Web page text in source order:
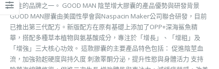
關注的品牌之一。 GOOD MAN 陰莖增大膠囊的產品優勢與研發背景
GOOD MAN膠囊由美國性學會與Naspacin Maker公司聯合研發，目前
已推出第三代配方。新版配方在原有基礎上添加了OPP+深海鯊魚精
華，搭配多種草本植物與氨基酸成分，專注於「增長」、「增粗」及
「增強」三大核心功效。 這款膠囊的主要產品特色包括： 促進陰莖血
流，加強勃起硬度與持久度 刺激睪酮分泌，提升性慾與身體活力 支持